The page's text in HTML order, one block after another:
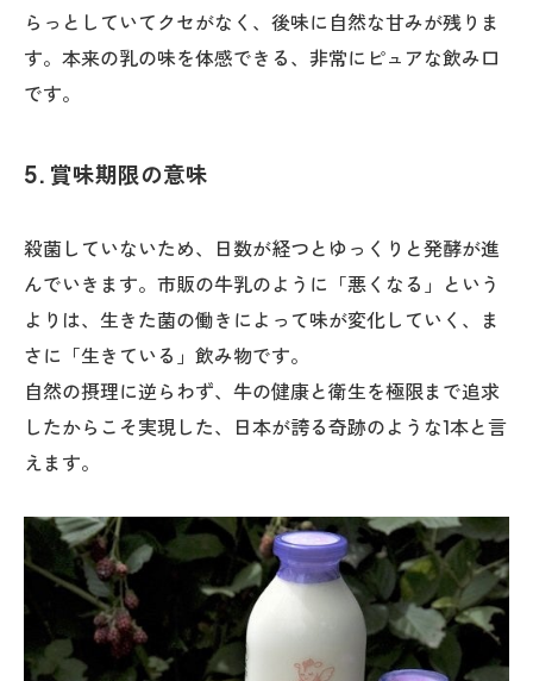
らっとしていてクセがなく、後味に自然な甘みが残りま
す。本来の乳の味を体感できる、非常にピュアな飲み口
です。
5. 賞味期限の意味
殺菌していないため、日数が経つとゆっくりと発酵が進
んでいきます。市販の牛乳のように「悪くなる」という
よりは、生きた菌の働きによって味が変化していく、ま
さに「生きている」飲み物です。
自然の摂理に逆らわず、牛の健康と衛生を極限まで追求
したからこそ実現した、日本が誇る奇跡のような1本と言
えます。